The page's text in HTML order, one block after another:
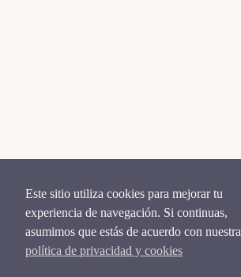
Este sitio utiliza cookies para mejorar tu
experiencia de navegación. Si continuas,
asumimos que estás de acuerdo con nuestra
política de privacidad y cookies